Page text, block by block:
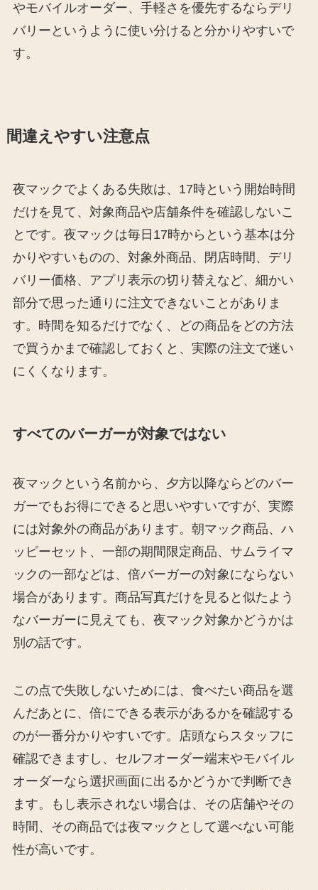
やモバイルオーダー、手軽さを優先するならデリ
バリーというように使い分けると分かりやすいで
す。
間違えやすい注意点
夜マックでよくある失敗は、17時という開始時間
だけを見て、対象商品や店舗条件を確認しないこ
とです。夜マックは毎日17時からという基本は分
かりやすいものの、対象外商品、閉店時間、デリ
バリー価格、アプリ表示の切り替えなど、細かい
部分で思った通りに注文できないことがありま
す。時間を知るだけでなく、どの商品をどの方法
で買うかまで確認しておくと、実際の注文で迷い
にくくなります。
すべてのバーガーが対象ではない
夜マックという名前から、夕方以降ならどのバー
ガーでもお得にできると思いやすいですが、実際
には対象外の商品があります。朝マック商品、ハ
ッピーセット、一部の期間限定商品、サムライマ
ックの一部などは、倍バーガーの対象にならない
場合があります。商品写真だけを見ると似たよう
なバーガーに見えても、夜マック対象かどうかは
別の話です。
この点で失敗しないためには、食べたい商品を選
んだあとに、倍にできる表示があるかを確認する
のが一番分かりやすいです。店頭ならスタッフに
確認できますし、セルフオーダー端末やモバイル
オーダーなら選択画面に出るかどうかで判断でき
ます。もし表示されない場合は、その店舗やその
時間、その商品では夜マックとして選べない可能
性が高いです。